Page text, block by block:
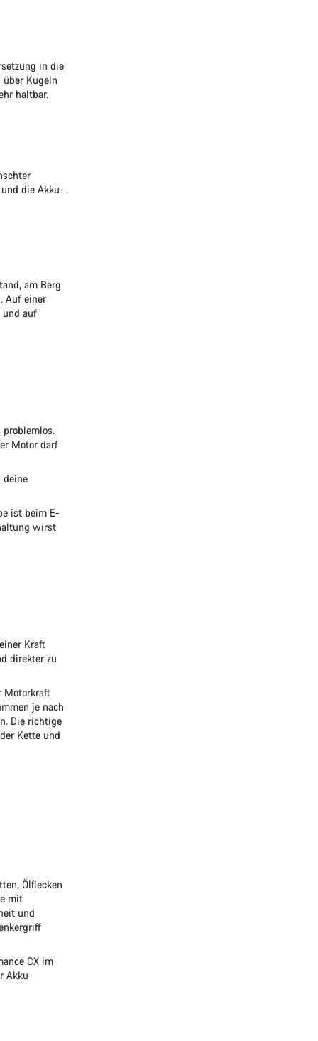
in die
Kugeln
haltbar.
die Akku-
am Berg
Auf einer
und auf
problemlos.
Motor darf
deine
ist beim E-
wirst
Kraft
direkter zu
Motorkraft
je nach
Die richtige
Kette und
Ölflecken
mit
und
CX im
Akku-